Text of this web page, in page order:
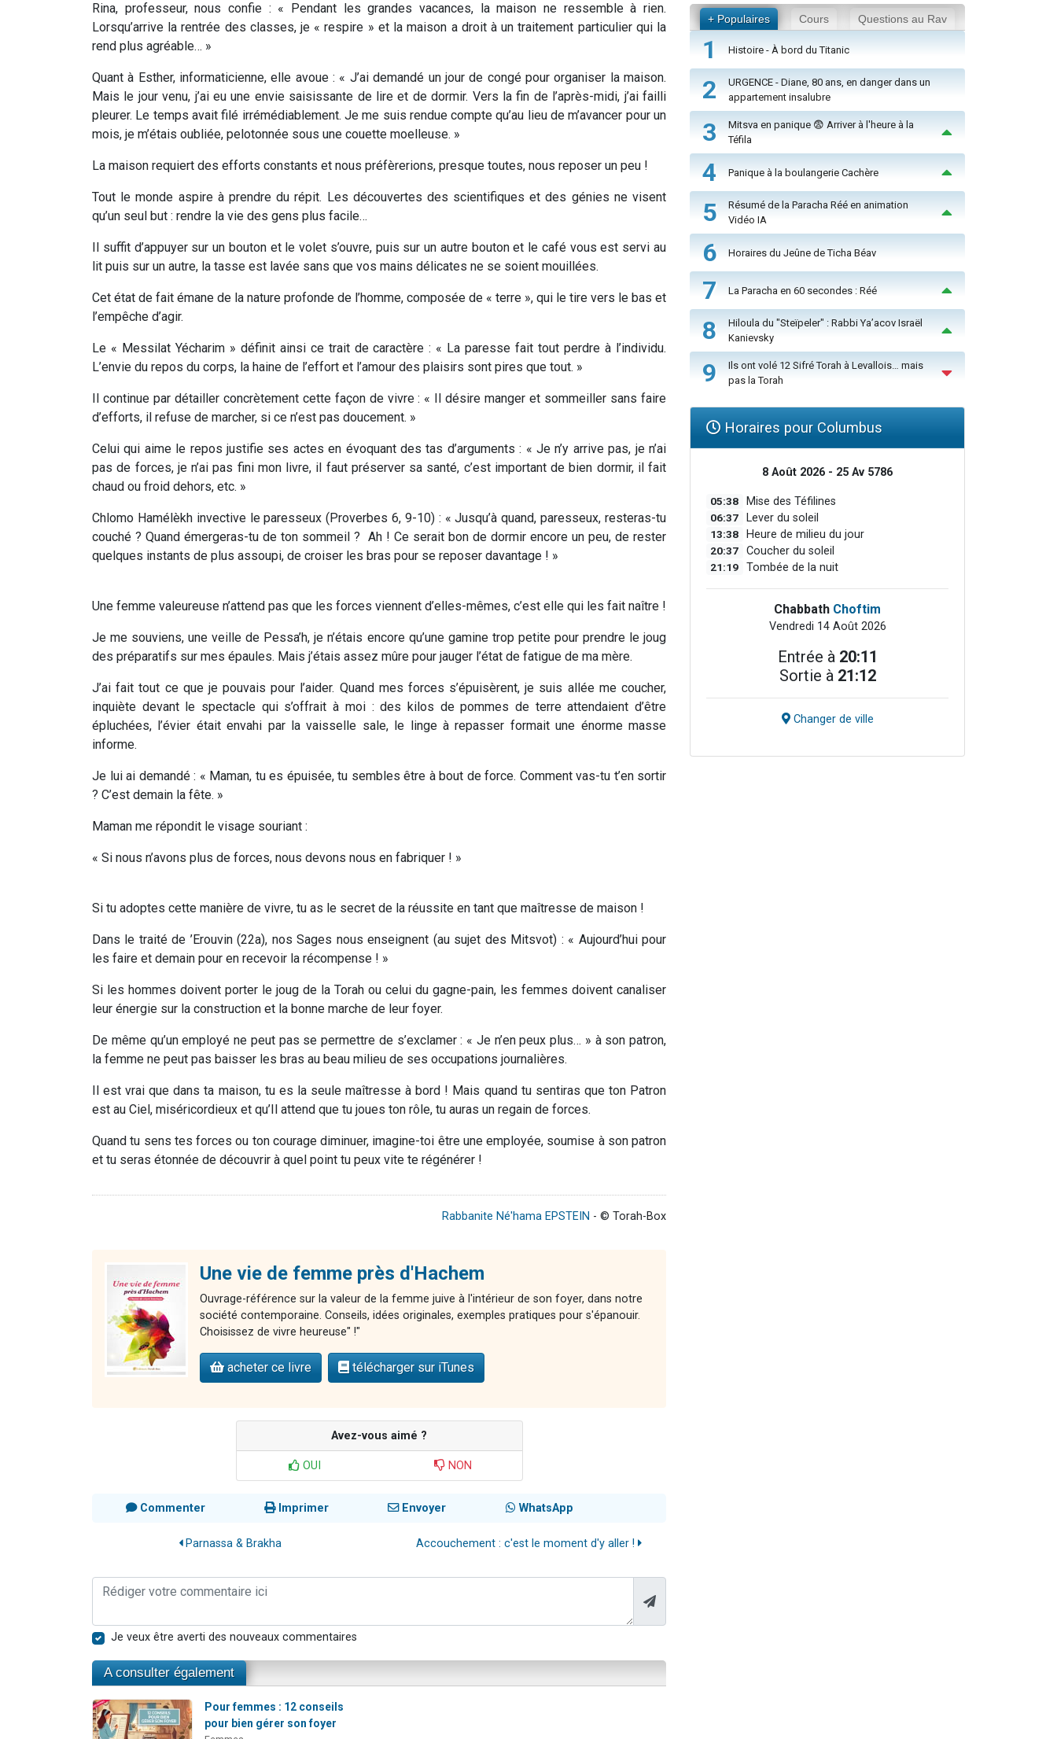
Rina, professeur, nous confie : « Pendant les grandes vacances, la maison ne ressemble à rien.
Lorsqu’arrive la rentrée des classes, je « respire » et la maison a droit à un traitement particulier qui la
rend plus agréable… »
Quant à Esther, informaticienne, elle avoue : « J’ai demandé un jour de congé pour organiser la maison.
Mais le jour venu, j’ai eu une envie saisissante de lire et de dormir. Vers la fin de l’après-midi, j’ai failli
pleurer. Le temps avait filé irrémédiablement. Je me suis rendue compte qu’au lieu de m’avancer pour un
mois, je m’étais oubliée, pelotonnée sous une couette moelleuse. »
La maison requiert des efforts constants et nous préfèrerions, presque toutes, nous reposer un peu !
Tout le monde aspire à prendre du répit. Les découvertes des scientifiques et des génies ne visent
qu’un seul but : rendre la vie des gens plus facile…
Il suffit d’appuyer sur un bouton et le volet s’ouvre, puis sur un autre bouton et le café vous est servi au
lit puis sur un autre, la tasse est lavée sans que vos mains délicates ne se soient mouillées.
Cet état de fait émane de la nature profonde de l’homme, composée de « terre », qui le tire vers le bas et
l’empêche d’agir.
Le « Messilat Yécharim » définit ainsi ce trait de caractère : « La paresse fait tout perdre à l’individu.
L’envie du repos du corps, la haine de l’effort et l’amour des plaisirs sont pires que tout. »
Il continue par détailler concrètement cette façon de vivre : « Il désire manger et sommeiller sans faire
d’efforts, il refuse de marcher, si ce n’est pas doucement. »
Celui qui aime le repos justifie ses actes en évoquant des tas d’arguments : « Je n’y arrive pas, je n’ai
pas de forces, je n’ai pas fini mon livre, il faut préserver sa santé, c’est important de bien dormir, il fait
chaud ou froid dehors, etc. »
Chlomo Hamélèkh invective le paresseux (Proverbes 6, 9-10) : «Jusqu’à quand, paresseux, resteras-tu
couché ? Quand émergeras-tu de ton sommeil ? Ah ! Ce serait bon de dormir encore un peu, de rester
quelques instants de plus assoupi, de croiser les bras pour se reposer davantage ! »
Une femme valeureuse n’attend pas que les forces viennent d’elles-mêmes, c’est elle qui les fait naître !
Je me souviens, une veille de Pessa’h, je n’étais encore qu’une gamine trop petite pour prendre le joug
des préparatifs sur mes épaules. Mais j’étais assez mûre pour jauger l’état de fatigue de ma mère.
J’ai fait tout ce que je pouvais pour l’aider. Quand mes forces s’épuisèrent, je suis allée me coucher,
inquiète devant le spectacle qui s’offrait à moi : des kilos de pommes de terre attendaient d’être
épluchées, l’évier était envahi par la vaisselle sale, le linge à repasser formait une énorme masse
informe.
Je lui ai demandé : « Maman, tu es épuisée, tu sembles être à bout de force. Comment vas-tu t’en sortir
? C’est demain la fête. »
Maman me répondit le visage souriant :
« Si nous n’avons plus de forces, nous devons nous en fabriquer ! »
Si tu adoptes cette manière de vivre, tu as le secret de la réussite en tant que maîtresse de maison !
Dans le traité de ’Erouvin (22a), nos Sages nous enseignent (au sujet des Mitsvot) : « Aujourd’hui pour
les faire et demain pour en recevoir la récompense ! »
Si les hommes doivent porter le joug de la Torah ou celui du gagne-pain, les femmes doivent canaliser
leur énergie sur la construction et la bonne marche de leur foyer.
De même qu’un employé ne peut pas se permettre de s’exclamer : « Je n’en peux plus… » à son patron,
la femme ne peut pas baisser les bras au beau milieu de ses occupations journalières.
Il est vrai que dans ta maison, tu es la seule maîtresse à bord ! Mais quand tu sentiras que ton Patron
est au Ciel, miséricordieux et qu’Il attend que tu joues ton rôle, tu auras un regain de forces.
Quand tu sens tes forces ou ton courage diminuer, imagine-toi être une employée, soumise à son patron
et tu seras étonnée de découvrir à quel point tu peux vite te régénérer !
Rabbanite Né'hama EPSTEIN - © Torah-Box
Une vie de femme près d'Hachem
Ouvrage-référence sur la valeur de la femme juive à l'intérieur de son foyer, dans notre
société contemporaine. Conseils, idées originales, exemples pratiques pour s'épanouir.
Choisissez de vivre heureuse" !"
acheter ce livre télécharger sur iTunes
Avez-vous aimé ?
OUI NON
Commenter Imprimer Envoyer WhatsApp
Parnassa & Brakha Accouchement : c'est le moment d'y aller !
Je veux être averti des nouveaux commentaires
A consulter également
Pour femmes : 12 conseils
pour bien gérer son foyer
+ Populaires Cours Questions au Rav
1 Histoire - À bord du Titanic
2
URGENCE - Diane, 80 ans, en danger dans un
appartement insalubre
3
Mitsva en panique 😨 Arriver à l'heure à la
Téfila
4 Panique à la boulangerie Cachère
5
Résumé de la Paracha Réé en animation
Vidéo IA
6 Horaires du Jeûne de Ticha Béav
7 La Paracha en 60 secondes : Réé
8
Hiloula du "Steïpeler" : Rabbi Ya’acov Israël
Kanievsky
9
Ils ont volé 12 Sifré Torah à Levallois… mais
pas la Torah
Horaires pour Columbus
8 Août 2026 - 25 Av 5786
05:38 Mise des Téfilines
06:37 Lever du soleil
13:38 Heure de milieu du jour
20:37 Coucher du soleil
21:19 Tombée de la nuit
Chabbath Choftim
Vendredi 14 Août 2026
Entrée à 20:11
Sortie à 21:12
Changer de ville